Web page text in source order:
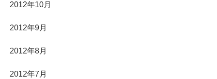
2012年10月
2012年9月
2012年8月
2012年7月